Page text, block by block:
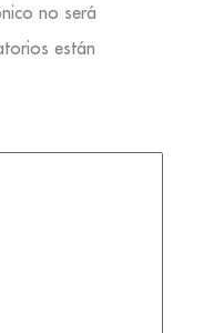
no será
están